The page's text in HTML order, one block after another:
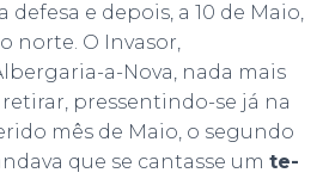
e depois, a 10 de Maio,
norte. O Invasor,
a-Nova, nada mais
pressentindo-se já na
mês de Maio, o segundo
que se cantasse um te-